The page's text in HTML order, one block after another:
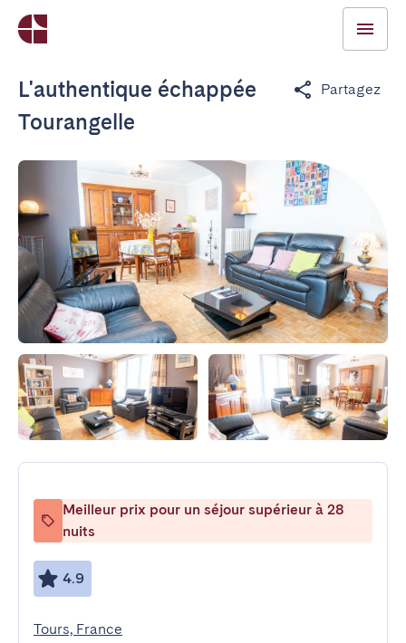
L'authentique échappée
Tourangelle
Partagez
Meilleur prix pour un séjour supérieur à 28
nuits
4.9
Tours, France